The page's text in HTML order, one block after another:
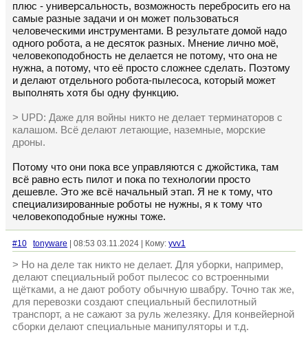
плюс - универсальность, возможность перебросить его на
самые разные задачи и он может пользоваться
человеческими инструментами. В результате домой надо
одного робота, а не десяток разных. Мнение лично моё,
человекоподобность не делается не потому, что она не
нужна, а потому, что её просто сложнее сделать. Поэтому
и делают отдельного робота-пылесоса, который может
выполнять хотя бы одну функцию.
> UPD: Даже для войны никто не делает терминаторов с
калашом. Всё делают летающие, наземные, морские
дроны.
Потому что они пока все управляются с джойстика, там
всё равно есть пилот и пока по технологии просто
дешевле. Это же всё начальный этап. Я не к тому, что
специализированные роботы не нужны, я к тому что
человекоподобные нужны тоже.
#10 tonyware | 08:53 03.11.2024 | Кому: yvv1
> Но на деле так никто не делает. Для уборки, например,
делают специальный робот пылесос со встроенными
щётками, а не дают роботу обычную швабру. Точно так же,
для перевозки создают специальный беспилотный
транспорт, а не сажают за руль железяку. Для конвейерной
сборки делают специальные манипуляторы и т.д.